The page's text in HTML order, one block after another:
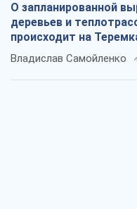
О запланированной
деревьев и
происходит на
Владислав Самойленко